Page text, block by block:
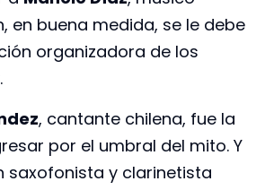
en buena medida, se le debe
organizadora de los
, cantante chilena, fue la
por el umbral del mito. Y
saxofonista y clarinetista